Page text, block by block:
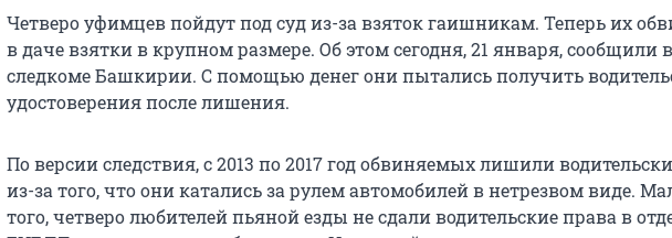
Четверо уфимцев пойдут под суд из-за взяток гаишникам. Теперь их
в даче взятки в крупном размере. Об этом сегодня, 21 января, сообщили в
следкоме Башкирии. С помощью денег они пытались получить
удостоверения после лишения.
По версии следствия, с 2013 по 2017 год обвиняемых лишили
из-за того, что они катались за рулем автомобилей в нетрезвом виде.
того, четверо любителей пьяной езды не сдали водительские права в